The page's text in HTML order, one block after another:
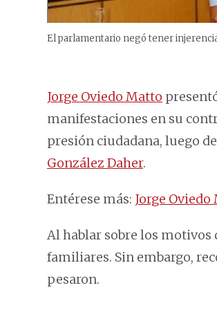
El parlamentario negó tener
Jorge Oviedo Matto
manifestaciones en su
presión ciudadana, luego
González Daher.
Entérese más: Jorge
Al hablar sobre los
familiares. Sin embargo,
pesaron.